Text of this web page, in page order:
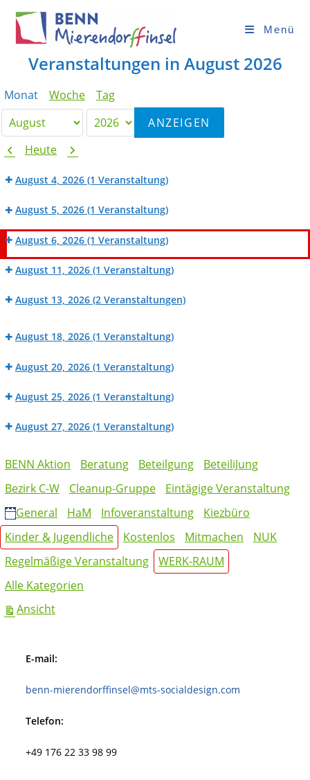
Inhalt
springen
Menü
Veranstaltungen in August 2026
Monat Woche Tag
Monat
Jahr
Zurück
Heute Weiter
August 4, 2026 (1 Veranstaltung)
Werk_Raum:
Fahrradwerkstatt
August 5, 2026 (1 Veranstaltung)
KiKiKo
am
Goslaer
Ufer
August 6, 2026 (1 Veranstaltung)
BENN
Werk_Raum:
August 11, 2026 (1 Veranstaltung)
Werk_Raum:
August 13, 2026 (2 Veranstaltungen)
Sommerfest
der
Werk_Raum:
August 18, 2026 (1 Veranstaltung)
Werk_Raum:
August 20, 2026 (1 Veranstaltung)
Werk_Raum:
August 25, 2026 (1 Veranstaltung)
Werk_Raum:
August 27, 2026 (1 Veranstaltung)
Werk_Raum:
Kategorien
BENN Aktion Beratung Beteilgung
BeteiliJung
Bezirk C-W
Cleanup-Gruppe
Eintägige Veranstaltung
General
HaM Infoveranstaltung
Kiezbüro
Kinder & Jugendliche
Kostenlos Mitmachen
NUK
Regelmäßige Veranstaltung
WERK-RAUM
Alle Kategorien
Ansichtausdrucken
E-mail:
benn-mierendorffinsel@mts-socialdesign.com
Telefon:
+49 176 22 33 98 99